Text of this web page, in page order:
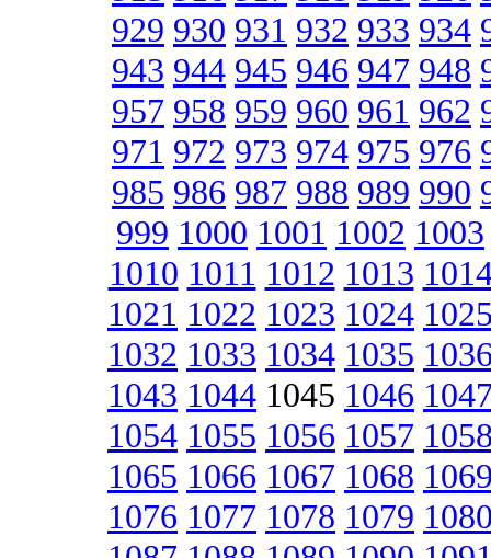
929 930 931 932 933 934
943 944 945 946 947 948
957 958 959 960 961 962
971 972 973 974 975 976
985 986 987 988 989 990
999 1000 1001 1002 1003
1010 1011 1012 1013
1021 1022 1023 1024
1032 1033 1034 1035
1043 1044 1045 1046
1054 1055 1056 1057
1065 1066 1067 1068
1076 1077 1078 1079